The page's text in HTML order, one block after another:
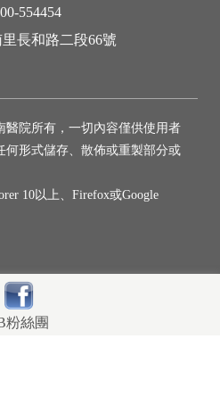
粉絲團
554454
長和路二段66號
醫院所有，一切內容僅供使用者
何形式儲存、散佈或重製部分或
10以上、Firefox或Google